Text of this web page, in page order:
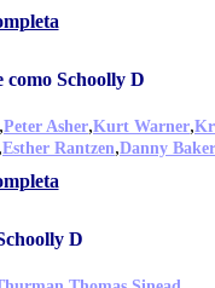
como Schoolly D
,Peter Asher,Kurt Warner,
,Esther Rantzen,Danny Baker
D